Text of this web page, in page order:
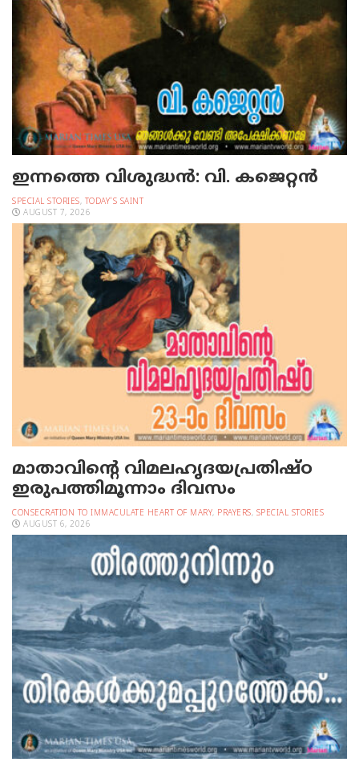
ഇന്നത്തെ വിശുദ്ധന്‍: വി. കജെറ്റന്‍
SPECIAL STORIES, TODAY'S SAINT
AUGUST 7, 2026
മാതാവിന്റെ വിമലഹൃദയപ്രതിഷ്ഠ
ഇരുപത്തിമൂന്നാം ദിവസം
CONSECRATION TO IMMACULATE HEART OF MARY, PRAYERS, SPECIAL STORIES
AUGUST 6, 2026